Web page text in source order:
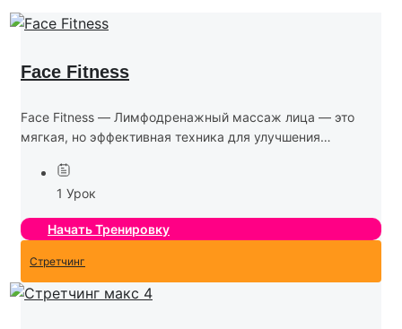
Face Fitness
Face Fitness — Лимфодренажный массаж лица — это
мягкая, но эффективная техника для улучшения
естественного сияния лица. Тренировка включает
комплекс массажных движений, направленных на...
1 Урок
Начать Тренировку
Стретчинг